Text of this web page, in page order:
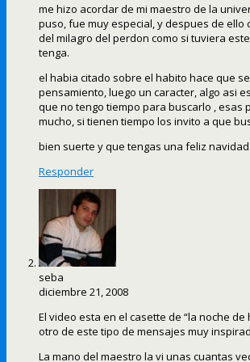
me hizo acordar de mi maestro de la
puso, fue muy especial, y despues de ello
del milagro del perdon como si tuviera
tenga.
el habia citado sobre el habito hace que
pensamiento, luego un caracter, algo asi
que no tengo tiempo para buscarlo , esas
mucho, si tienen tiempo los invito a que
bien suerte y que tengas una feliz navidad.
Responder
seba
diciembre 21, 2008
El video esta en el casette de “la noche de
otro de este tipo de mensajes muy
La mano del maestro la vi unas cuantas